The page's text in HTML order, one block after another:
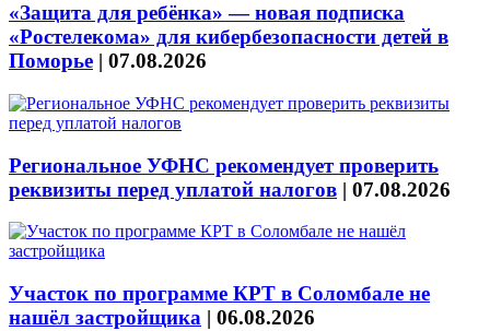
«Защита для ребёнка» — новая подписка
«Ростелекома» для кибербезопасности детей в
Поморье | 07.08.2026
Региональное УФНС рекомендует проверить
реквизиты перед уплатой налогов | 07.08.2026
Участок по программе КРТ в Соломбале не
нашёл застройщика | 06.08.2026